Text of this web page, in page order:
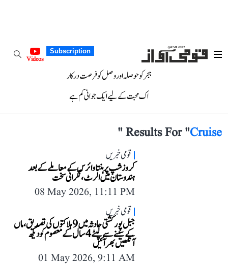
Subscription
Videos
ہجر کو حوصلہ اور وصل کو فرصت درکار
اک محبت کے لیے ایک جوانی کم ہے
Results For "Cruise
"
قومی خبریں
کروز شپ پر ہنتا وائرس کے معاملے کے بعد
ہندوستان میں الرٹ، نگرانی سخت
08 May 2026, 11:11 PM
قومی خبریں
جبل پور کشتی حادثہ میں 9 ہلاکتوں کی تصدیق، ماں
کے سینے سے لپٹے 4 سال کے معصوم کو دیکھ
آنکھیں بھر آئیں
01 May 2026, 9:11 AM